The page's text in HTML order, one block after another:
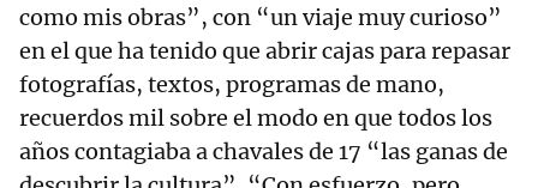
como mis obras”, con “un viaje muy curioso”
en el que ha tenido que abrir cajas para repasar
fotografías, textos, programas de mano,
recuerdos mil sobre el modo en que todos los
años contagiaba a chavales de 17 “las ganas de